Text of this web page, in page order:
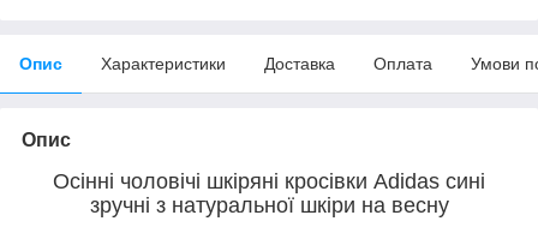
Опис Характеристики Доставка Оплата Умови
Опис
Осінні чоловічі шкіряні кросівки Adidas сині
зручні з натуральної шкіри на весну